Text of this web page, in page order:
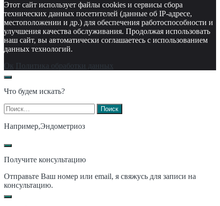
Этот сайт использует файлы cookies и сервисы сбора
технических данных посетителей (данные об IP-адресе,
местоположении и др.) для обеспечения работоспособности и
улучшения качества обслуживания. Продолжая использовать
наш сайт, вы автоматически соглашаетесь с использованием
данных технологий.
Ок Политика обработки данных
Что будем искать?
Найти:
Например,Эндометриоз
Получите консультацию
Отправьте Ваш номер или email, я свяжусь для записи на
консультацию.